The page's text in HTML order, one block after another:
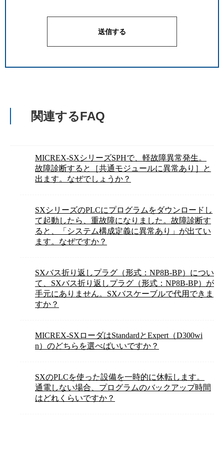
関連するFAQ
MICREX-SXシリーズSPHで、軽故障異常発生。
故障診断すると［共通モジュールに異常あり］と
出ます。なぜでしょうか？
SXシリーズのPLCにプログラムをダウンロードし
て起動したら、重故障になりました。故障診断す
ると、「システム構成定義に異常あり」が出てい
ます。なぜですか？
SXバス折り返しプラグ（形式：NP8B-BP）につい
て、SXバス折り返しプラグ（形式：NP8B-BP）が
手元にありません。SXバスケーブルで代用できま
すか？
MICREX-SXローダはStandardとExpert（D300wi
n）のどちらを選べばいいですか？
SXのPLCを使った設備を一時的に休転します。
通電しない場合、プログラムのバックアップ時間
はどれくらいですか？